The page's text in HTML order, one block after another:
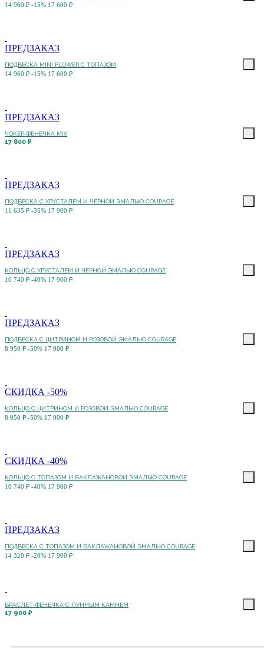
14 960 ₽ -15% 17 600 ₽
ПРЕДЗАКАЗ
ПОДВЕСКА MINI FLOWER С ТОПАЗОМ
14 960 ₽ -15% 17 600 ₽
ПРЕДЗАКАЗ
ЧОКЕР-ФЕНЕЧКА MIX
17 800 ₽
ПРЕДЗАКАЗ
ПОДВЕСКА С ХРУСТАЛЕМ И ЧЕРНОЙ ЭМАЛЬЮ COURAGE
11 635 ₽ -35% 17 900 ₽
ПРЕДЗАКАЗ
КОЛЬЦО С ХРУСТАЛЕМ И ЧЕРНОЙ ЭМАЛЬЮ COURAGE
10 740 ₽ -40% 17 900 ₽
ПРЕДЗАКАЗ
ПОДВЕСКА С ЦИТРИНОМ И РОЗОВОЙ ЭМАЛЬЮ COURAGE
8 950 ₽ -50% 17 900 ₽
СКИДКА -50%
КОЛЬЦО С ЦИТРИНОМ И РОЗОВОЙ ЭМАЛЬЮ COURAGE
8 950 ₽ -50% 17 900 ₽
СКИДКА -40%
КОЛЬЦО С ТОПАЗОМ И БАКЛАЖАНОВОЙ ЭМАЛЬЮ COURAGE
10 740 ₽ -40% 17 900 ₽
ПРЕДЗАКАЗ
ПОДВЕСКА С ТОПАЗОМ И БАКЛАЖАНОВОЙ ЭМАЛЬЮ COURAGE
14 320 ₽ -20% 17 900 ₽
БРАСЛЕТ-ФЕНЕЧКА С ЛУННЫМ КАМНЕМ
17 900 ₽